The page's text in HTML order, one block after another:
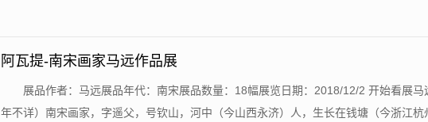
阿瓦提-南宋画家马远作品展
展品作者：马远展品年代：南宋展品数量：18幅展览日期：2018/12/2 开始看展马
年不详）南宋画家，字遥父，号钦山，河中（今山西永济）人，生长在钱塘（今浙江杭